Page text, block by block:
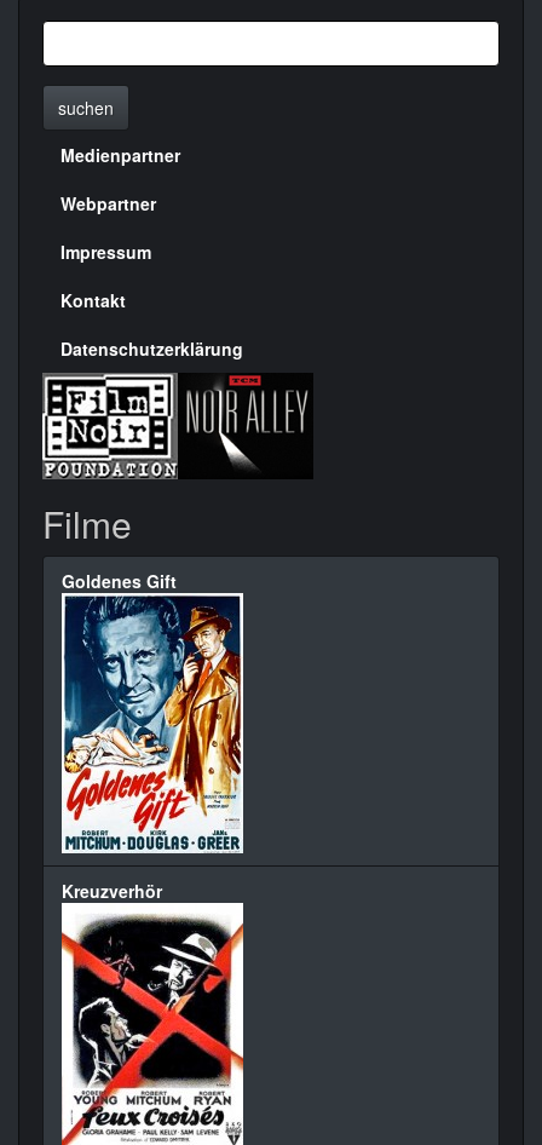
suchen
Menülinks
rechte
Seite
Medienpartner
Webpartner
Impressum
Kontakt
Datenschutzerklärung
Filme
Goldenes Gift
Kreuzverhör